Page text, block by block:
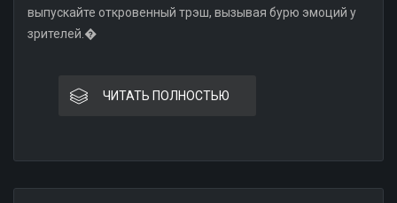
выпускайте откровенный трэш, вызывая бурю эмоций у
зрителей.�
ЧИТАТЬ ПОЛНОСТЬЮ